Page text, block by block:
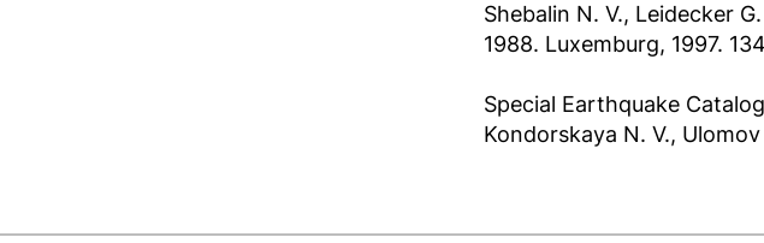
Shebalin N. V., Leidecker
1988. Luxemburg, 1997.
Special Earthquake
Kondorskaya N. V.,